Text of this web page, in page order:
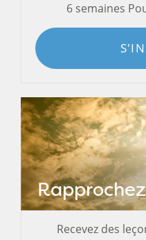
6 semaines
Recevez des